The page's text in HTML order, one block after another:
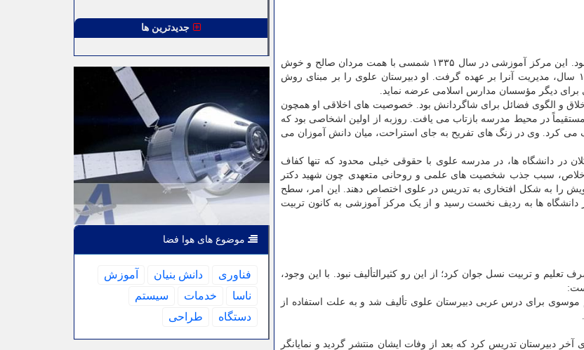
مهم ترین بخش فعالیت عملی استاد، مدیریت دبیرستان علوی تهران بود. این مرکز آموزشی در سال ۱۳۳۵ شمسی با همت مردان صالح و خوش
نام تأسیس شد و استاد روزبه تا روزهای آخر حیات خود، به مدت ۱۷ سال، مدیریت آنرا بر عهده گرفت. او دبیرستان علوی را بر مبنای روش
برای دیگر مؤسسان مدارس اسلامی عرضه نماید.
و الگوی فضائل برای شاگردانش بود. خصوصیت های اخلاقی او همچون
در محیط مدرسه بازتاب می یافت. روزبه از اولین اشخاصی بود که
می کرد. وی در زنگ های تفریح به جای استراحت، میان دانش آموزان می
در دانشگاه ها، در مدرسه علوی با حقوقی خیلی محدود که تنها کفاف
سبب جذب شخصیت های علمی و روحانی متعهدی چون شهید دکتر
را به شکل افتخاری به تدریس در علوی اختصاص دهند. این امر، سطح
دانشگاه ها به ردیف نخست رسید و از یک مرکز آموزشی به کانون تربیت
و تربیت نسل جوان کرد؛ از این رو کثیرالتألیف نبود. با این وجود،
برای درس عربی دبیرستان علوی تألیف شد و به علت استفاده از
دبیرستان تدریس کرد که بعد از وفات ایشان منتشر گردید و نمایانگر
جدیدترین ها
موضوع های هوا فضا
فناوری دانش بنیان
آموزش
ناسا
خدمات
سیستم
دستگاه
طراحی